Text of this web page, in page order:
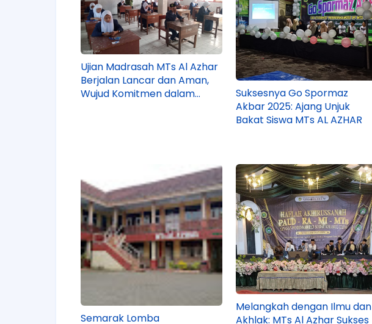
Ujian Madrasah MTs Al Azhar
Berjalan Lancar dan Aman,
Wujud Komitmen dalam
Suksesnya Go Spormaz
Akbar 2025: Ajang Unjuk
Bakat Siswa MTs AL AZHAR
Semarak Lomba
Melangkah dengan Ilmu dan
Akhlak: MTs Al Azhar Sukses